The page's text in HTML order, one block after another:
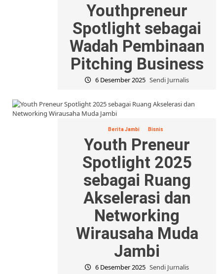
Youthpreneur
Spotlight sebagai
Wadah Pembinaan
Pitching Business
6 Desember 2025 Sendi Jurnalis
Berita Jambi Bisnis
Youth Preneur
Spotlight 2025
sebagai Ruang
Akselerasi dan
Networking
Wirausaha Muda
Jambi
6 Desember 2025 Sendi Jurnalis